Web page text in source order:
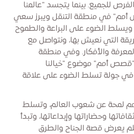
للجميع. بينما يتجسد "عالمنا
أمم" في منطقة التنقل ويبرز سعي
ويسلط الضوء على البراعة والطموح
التي نعيش بها، ونتواصل مع
والأفكار. وفي منطقة
"قصص أمم" موضوع "خيالنا
في جولة تسلط الضوء على علاقة
لمحة عن شعوب العالم، وتسلط
وحضاراتها وإبداعاتها، وتبدأ
يعرض قصة الجناح والطرق